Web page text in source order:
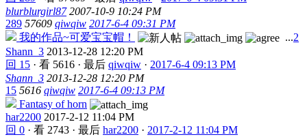
blurblurgirl87 2007-10-9 10:24 PM
289 57609 qiwqiw 2017-6-4 09:31 PM
我的作品~可爱宝宝帽！
...2
Shann_3 2013-12-28 12:20 PM
回 15 · 看 5616 · 最后 qiwqiw · 2017-6-4 09:13 PM
Shann_3 2013-12-28 12:20 PM
15 5616 qiwqiw 2017-6-4 09:13 PM
Fantasy of horn
har2200 2017-2-12 11:04 PM
回 0 · 看 2743 · 最后 har2200 · 2017-2-12 11:04 PM